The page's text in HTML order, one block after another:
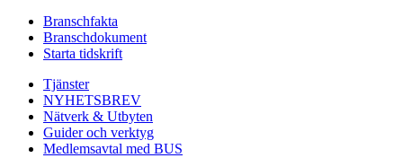
Branschfakta
Branschdokument
Starta tidskrift
Tjänster
NYHETSBREV
Nätverk & Utbyten
Guider och verktyg
Medlemsavtal med BUS